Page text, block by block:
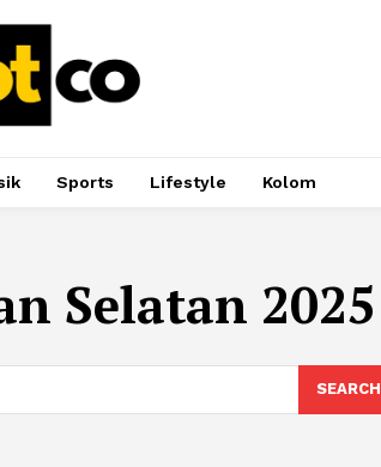
Sports Lifestyle Kolom
Selatan 2025
SEARCH